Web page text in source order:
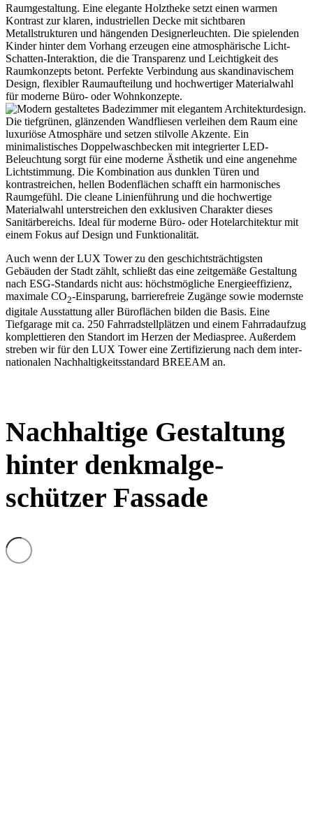
Auch wenn der LUX Tower zu den geschichts­träch­tigsten
Gebäuden der Stadt zählt, schließt das eine zeitgemäße Gestaltung
nach ESG-Standards nicht aus: höchst­mög­liche Energie­ef­fi­zienz,
maximale CO2-Einsparung, barrie­re­freie Zugänge sowie modernste
digitale Ausstattung aller Büroflächen bilden die Basis. Eine
Tiefgarage mit ca. 250 Fahrrad­stell­plätzen und einem Fahrrad­aufzug
komplet­tieren den Standort im Herzen der Media­spree. Außerdem
streben wir für den LUX Tower eine Zerti­fi­zierung nach dem inter­
na­tio­nalen Nachhal­tig­keits­standard BREEAM an.
Nachhaltige Gestaltung
hinter denkmal­ge­
schützer Fassade